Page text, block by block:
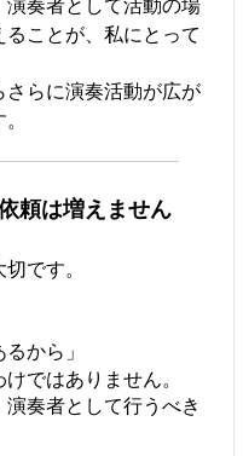
ことが、私にとって
らに演奏活動が広が
頼は増えません
です。
から」
ではありません。
奏者として行うべき